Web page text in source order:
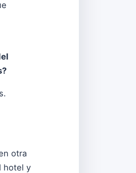
otra
hotel y